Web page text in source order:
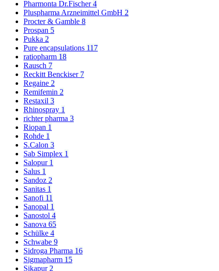
Pharmonta Dr.Fischer4
Pluspharma Arzneimittel GmbH 2
Procter & Gamble 8
Prospan 5
Pukka 2
Pure encapsulations 117
ratiopharm 18
Rausch 7
Reckitt Benckiser 7
Regaine 2
Remifemin 2
Restaxil 3
Rhinospray 1
richter pharma 3
Riopan 1
Rohde 1
S.Calon 3
Sab Simplex 1
Salopur 1
Salus 1
Sandoz 2
Sanitas 1
Sanofi 11
Sanopal 1
Sanostol 4
Sanova 65
Schülke 4
Schwabe 9
Sidroga Pharma 16
Sigmapharm 15
Sikapur 2